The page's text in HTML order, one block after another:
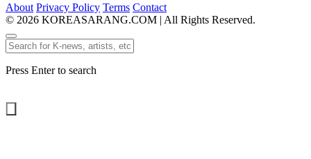
About Privacy Policy Terms Contact
© 2026 KOREASARANG.COM | All Rights Reserved.
Press Enter to search